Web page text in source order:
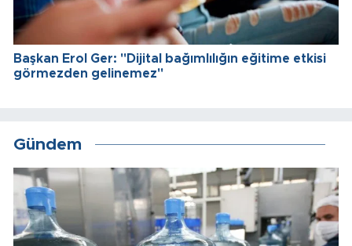
Başkan Erol Ger: "Dijital bağımlılığın eğitime etkisi
görmezden gelinemez"
Gündem